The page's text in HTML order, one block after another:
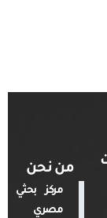
من نحن
مركز بحثي
مصري